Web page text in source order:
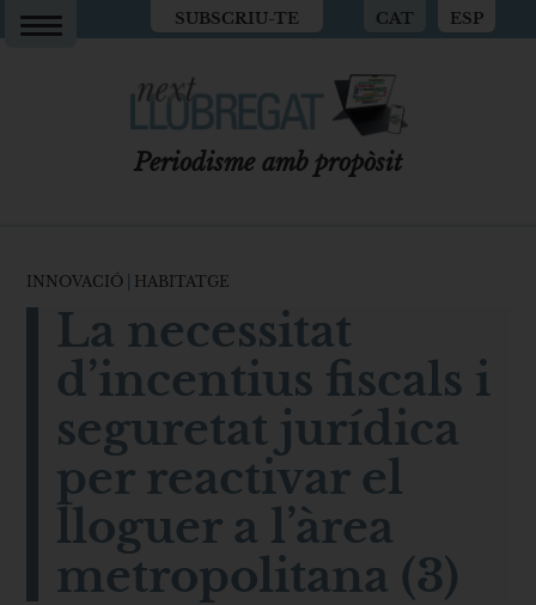
SUBSCRIU-TE CAT ESP
Periodisme amb propòsit
INNOVACIÓ HABITATGE
La necessitat
d’incentius fiscals i
seguretat jurídica
per reactivar el
lloguer a l’àrea
metropolitana (3)